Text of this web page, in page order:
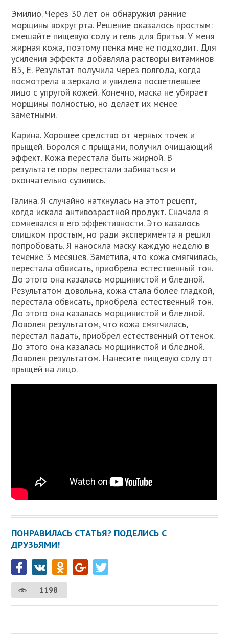
Эмилио. Через 30 лет он обнаружил ранние
морщины вокруг рта. Решение оказалось простым:
смешайте пищевую соду и гель для бритья. У меня
жирная кожа, поэтому пенка мне не подходит. Для
усиления эффекта добавляла растворы витаминов
В5, Е. Результат получила через полгода, когда
посмотрела в зеркало и увидела посветлевшее
лицо с упругой кожей. Конечно, маска не убирает
морщины полностью, но делает их менее
заметными.
Карина. Хорошее средство от черных точек и
прыщей. Боролся с прыщами, получил очищающий
эффект. Кожа перестала быть жирной. В
результате поры перестали забиваться и
окончательно сузились.
Галина. Я случайно наткнулась на этот рецепт,
когда искала антивозрастной продукт. Сначала я
сомневался в его эффективности. Это казалось
слишком простым, но ради эксперимента я решил
попробовать. Я наносила маску каждую неделю в
течение 3 месяцев. Заметила, что кожа смягчилась,
перестала обвисать, приобрела естественный тон.
До этого она казалась морщинистой и бледной.
Результатом довольна, кожа стала более гладкой,
перестала обвисать, приобрела естественный тон.
До этого она казалась морщинистой и бледной.
Доволен результатом, что кожа смягчилась,
перестал падать, приобрел естественный оттенок.
До этого она казалась морщинистой и бледной.
Доволен результатом. Нанесите пищевую соду от
прыщей на лицо.
ПОНРАВИЛАСЬ СТАТЬЯ? ПОДЕЛИСЬ С
ДРУЗЬЯМИ!
1198